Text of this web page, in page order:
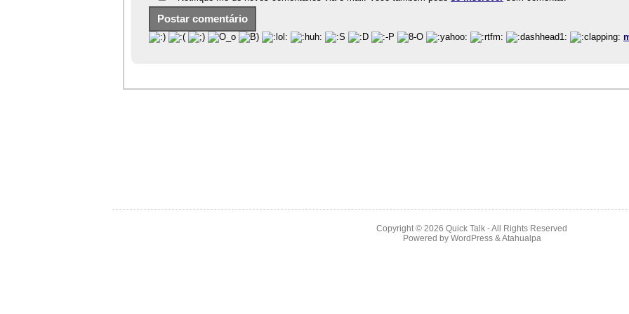
Copyright © 2026 Quick Talk - All Rights Reserved
Powered by WordPress&Atahualpa